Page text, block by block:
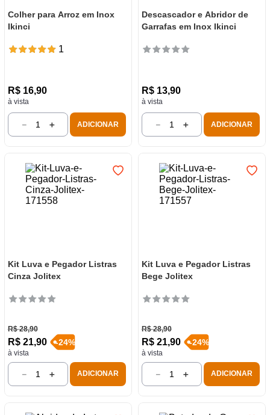
Colher para Arroz em Inox
Ikinci
1
R$ 16,90
à vista
＋
－ ADICIONAR
Descascador e Abridor de
Garrafas em Inox Ikinci
R$ 13,90
à vista
＋
－ ADICIONAR
Kit Luva e Pegador Listras
Cinza Jolitex
R$ 28,90
R$ 21,90
à vista
-24%
＋
－ ADICIONAR
Kit Luva e Pegador Listras
Bege Jolitex
R$ 28,90
R$ 21,90
à vista
-24%
＋
－ ADICIONAR